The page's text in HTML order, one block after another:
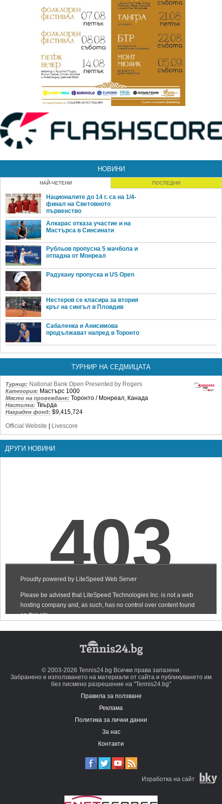
НОВИНИ
НАЙ-ЧЕТЕНИ ПОСЛЕДНИ
Националите до 14 г. са на 1/4-
финал на Световното
първенство
Алкарас отказа участие и на
Мастърса в Синсинати
Рубльов пропусна 5 мачбола и
отпадна от Монреал
Радукану пропуска и US Open
Нестеров се класира за втория
кръг на сингъл в Пловдив
Сабаленка и Анисимова
продължават напред в Торонто
ТУРНИР НА СЕДМИЦАТА
Турнир: National Bank Open Presented by Rogers
Категория: Мастърс 1000
Място на провеждане: Торонто / Монреал, Канада
Настилка: Твърда
Награден фонд: $9,415,724
Official Website
Livescore
ДРУГИ НОВИНИ
© 2003-2026 Tennis24.bg Всички права запазени.
Забранено е използването на материали от сайта и публикуването им
без писмено разрешение на "Tennis24.bg"
Правила за ползване
Реклама
Политика за лични данни
За нас
Контакти
Изработка на сайт